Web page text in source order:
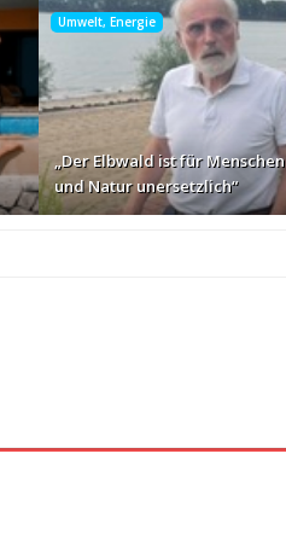
Umwelt, Energie
„Der Elbwald ist für Menschen
und Natur unersetzlich“